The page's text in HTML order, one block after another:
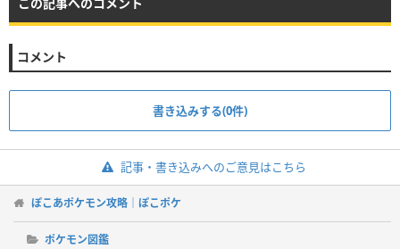
この記事へのコメント
コメント
書き込みする(0件)
記事・書き込みへのご意見はこちら
ぽこあポケモン攻略｜ぽこポケ
ポケモン図鑑